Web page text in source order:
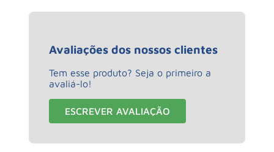
Avaliações dos nossos clientes
Tem esse produto? Seja o primeiro a
avaliá-lo!
ESCREVER AVALIAÇÃO